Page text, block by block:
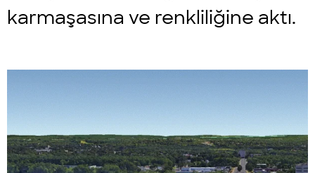
karmaşasına ve renkliliğine aktı.